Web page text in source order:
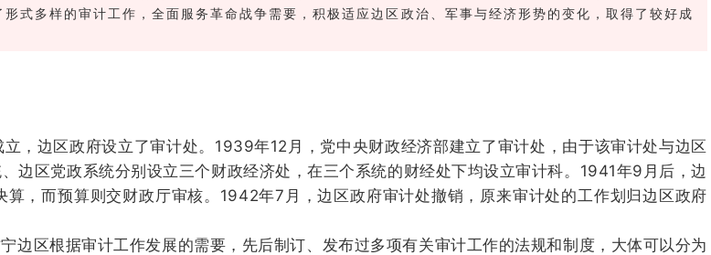
式多样的审计工作，全面服务革命战争需要，积极适应边区政治、军事与经济形势的变化，取得了较好成
边区政府设立了审计处。1939年12月，党中央财政经济部建立了审计处，由于该审计处与边区
边区党政系统分别设立三个财政经济处，在三个系统的财经处下均设立审计科。1941年9月后，边
，而预算则交财政厅审核。1942年7月，边区政府审计处撤销，原来审计处的工作划归边区政府
边区根据审计工作发展的需要，先后制订、发布过多项有关审计工作的法规和制度，大体可以分为